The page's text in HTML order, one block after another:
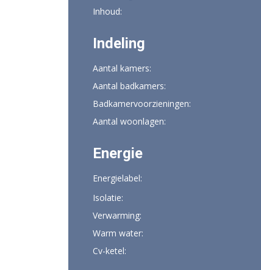
Inhoud:
Indeling
Aantal kamers:
Aantal badkamers:
Badkamervoorzieningen:
Aantal woonlagen:
Energie
Energielabel:
Isolatie:
Verwarming:
Warm water:
Cv-ketel: